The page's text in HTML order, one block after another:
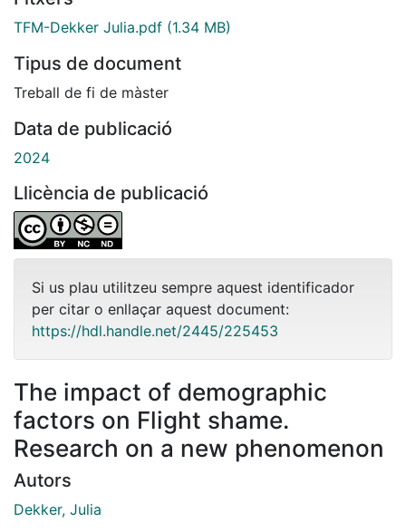
TFM-Dekker Julia.pdf (1.34 MB)
Tipus de document
Treball de fi de màster
Data de publicació
2024
Llicència de publicació
Si us plau utilitzeu sempre aquest identificador
per citar o enllaçar aquest document:
https://hdl.handle.net/2445/225453
The impact of demographic
factors on Flight shame.
Research on a new phenomenon
Autors
Dekker, Julia